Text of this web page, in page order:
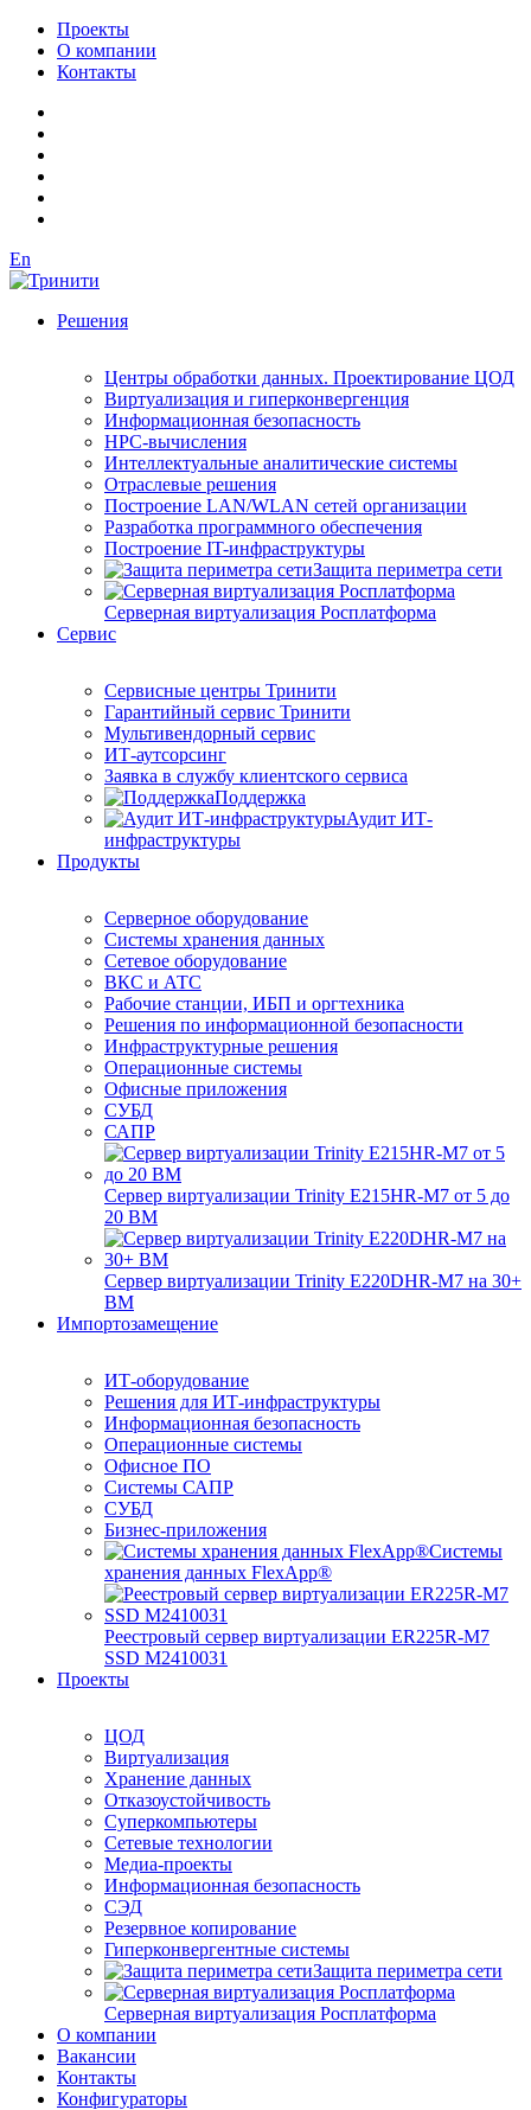
Проекты
О компании
Контакты
En
Решения
Центры обработки данных. Проектирование ЦОД
Виртуализация и гиперконвергенция
Информационная безопасность
HPC-вычисления
Интеллектуальные аналитические системы
Отраслевые решения
Построение LAN/WLAN сетей организации
Разработка программного обеспечения
Построение IT-инфраструктуры
Защита периметра сети
Серверная виртуализация Росплатформа
Сервис
Сервисные центры Тринити
Гарантийный сервис Тринити
Мультивендорный сервис
ИТ-аутсорсинг
Заявка в службу клиентского сервиса
Поддержка
Аудит ИТ-
инфраструктуры
Продукты
Серверное оборудование
Системы хранения данных
Сетевое оборудование
ВКС и АТС
Рабочие станции, ИБП и оргтехника
Решения по информационной безопасности
Инфраструктурные решения
Операционные системы
Офисные приложения
СУБД
САПР
Сервер виртуализации Trinity E215HR-M7 от 5 до
20 ВМ
Сервер виртуализации Trinity E220DHR-M7 на 30+
ВМ
Импортозамещение
ИТ-оборудование
Решения для ИТ-инфраструктуры
Информационная безопасность
Операционные системы
Офисное ПО
Системы САПР
СУБД
Бизнес-приложения
Системы
хранения данных FlexApp®
Реестровый сервер виртуализации ER225R-M7
SSD М2410031
Проекты
ЦОД
Виртуализация
Хранение данных
Отказоустойчивость
Суперкомпьютеры
Сетевые технологии
Медиа-проекты
Информационная безопасность
СЭД
Резервное копирование
Гиперконвергентные системы
Защита периметра сети
Серверная виртуализация Росплатформа
О компании
Вакансии
Контакты
Конфигураторы